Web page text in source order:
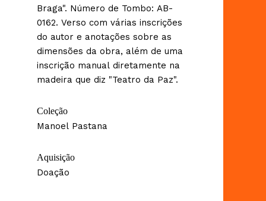
Braga". Número de Tombo: AB-
0162. Verso com várias inscrições
do autor e anotações sobre as
dimensões da obra, além de uma
inscrição manual diretamente na
madeira que diz "Teatro da Paz".
Coleção
Manoel Pastana
Aquisição
Doação